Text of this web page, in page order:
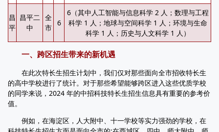
昌
平
昌平二
中
全
市
6
6（其中人工智能与信息科学 2 人；数理与工程
科学 1 人；地球与空间科学 1 人；环境与生命
科学 1 人；历史与人文科学 1 人）
一、跨区招生带来的新机遇
在此次特长生招生计划中，我们仅对那些面向全市招收特长生
的高中学校进行了统计。对于那些希望能够跨区进入这些优质学校
的同学来说，2024 年的中招科技特长生招生信息具有重要的参考价
值。
例如，在海淀区，人大附中、十一学校等实力强劲的学校，在